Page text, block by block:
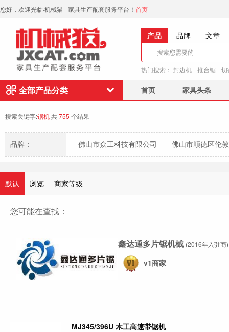
您好，欢迎光临·机械猫 - 家具生产配套服务平台！ 首页
产品 品牌 文章
热门搜索： 封边机 推台锯 切
全部产品分类 首页 家具头条
搜索关键字:锯机共755 个结果
品牌： 佛山市众工科技有限公司 佛山市顺德区伦
默认 浏览 商家等级
您可能在查找：
鑫达通多片锯机械 (2016年入驻商)
v1商家
MJ345/396U 木工高速带锯机